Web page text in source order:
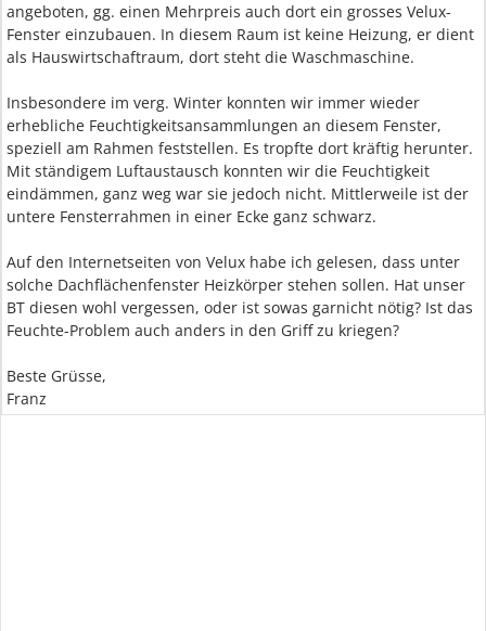
angeboten, gg. einen Mehrpreis auch dort ein grosses Velux-
Fenster einzubauen. In diesem Raum ist keine Heizung, er dient
als Hauswirtschaftraum, dort steht die Waschmaschine.
Insbesondere im verg. Winter konnten wir immer wieder
erhebliche Feuchtigkeitsansammlungen an diesem Fenster,
speziell am Rahmen feststellen. Es tropfte dort kräftig herunter.
Mit ständigem Luftaustausch konnten wir die Feuchtigkeit
eindämmen, ganz weg war sie jedoch nicht. Mittlerweile ist der
untere Fensterrahmen in einer Ecke ganz schwarz.
Auf den Internetseiten von Velux habe ich gelesen, dass unter
solche Dachflächenfenster Heizkörper stehen sollen. Hat unser
BT diesen wohl vergessen, oder ist sowas garnicht nötig? Ist das
Feuchte-Problem auch anders in den Griff zu kriegen?
Beste Grüsse,
Franz